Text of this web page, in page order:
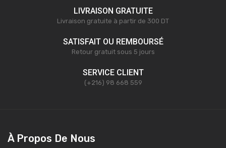
LIVRAISON GRATUITE
Livraison gratuite à partir de 300 DT
SATISFAIT OU REMBOURSÉ
Retour gratuit sous 5 jours
SERVICE CLIENT
(+216) 98 668 559
À Propos De Nous